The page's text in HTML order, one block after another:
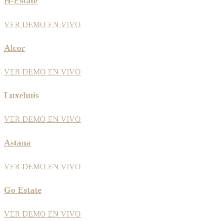
VER DEMO EN VIVO
Alcor
VER DEMO EN VIVO
Luxehuis
VER DEMO EN VIVO
Astana
VER DEMO EN VIVO
Go Estate
VER DEMO EN VIVO